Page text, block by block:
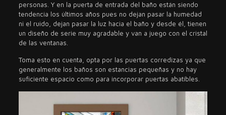
personas. Y en la puerta de entrada del baño están siendo
tendencia los últimos años pues no dejan pasar la humedad
ni el ruido, dejan pasar la luz hacia el baño y desde él, tienen
un diseño de serie muy agradable y van a juego con el cristal
de las ventanas.
Toma esto en cuenta, opta por las puertas corredizas ya que
generalmente los baños son estancias pequeñas y no hay
suficiente espacio como para incorporar puertas abatibles.